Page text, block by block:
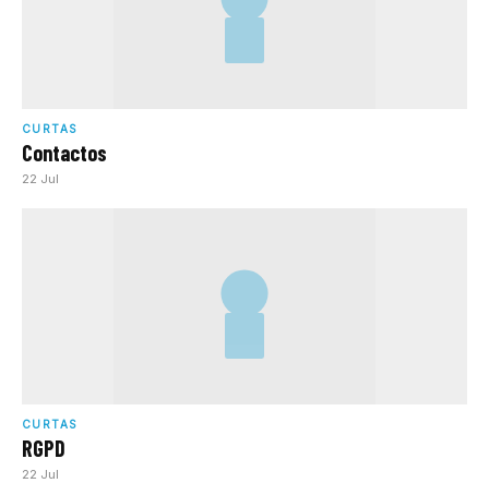
CURTAS
Contactos
22 Jul
CURTAS
RGPD
22 Jul